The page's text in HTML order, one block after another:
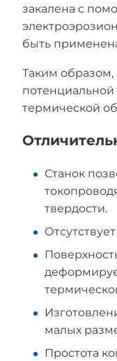
закалена с
быть
Таким
термической
Станок
твердости.
малых
Простота